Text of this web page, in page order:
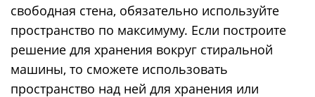
свободная стена, обязательно используйте
пространство по максимуму. Если построите
решение для хранения вокруг стиральной
машины, то сможете использовать
пространство над ней для хранения или